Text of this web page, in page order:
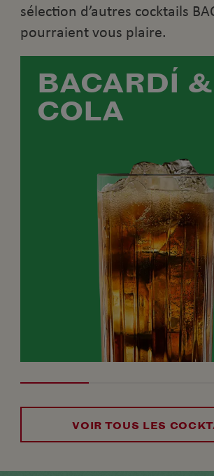
sélection d’autres cocktails
pourraient vous plaire.
BACARDÍ &
COLA
VOIR TOUS LES